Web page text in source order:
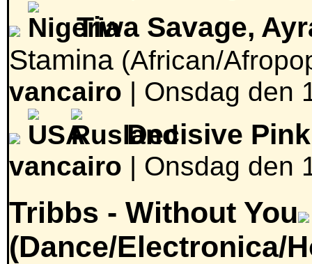
Tiwa Savage,
Stamina (African/
vancairo | Onsdag den
Decisive Pink
vancairo | Onsdag den
Tribbs - Without You
(Dance/Electronica/